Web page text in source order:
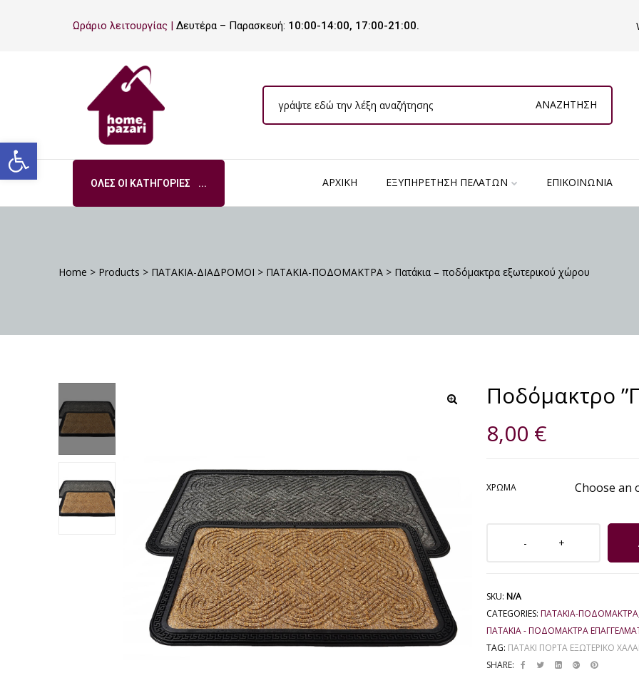
Ανοίξτε τη γραμμή εργαλείων
Ωράριο λειτουργίας | Δευτέρα – Παρασκευή: 10:00-14:00, 17:00-21:00.
ΑΝΑΖΉΤΗΣΗ
ΌΛΕΣ ΟΙ ΚΑΤΗΓΟΡΊΕΣ ΑΡΧΙΚΉ ΕΞΥΠΗΡΈΤΗΣΗ ΠΕΛΑΤΏΝ ΕΠΙΚΟΙΝΩΝΊΑ
Home > Products > ΠΑΤΑΚΙΑ-ΔΙΑΔΡΟΜΟΙ > ΠΑΤΑΚΙΑ-ΠΟΔΟΜΑΚΤΡΑ > Πατάκια – ποδόμακτρα εξωτερικού χώρου
Ποδόμακτρο
8,00 €
ΧΡΏΜΑ
SKU: N/A
CATEGORIES: ΠΑΤΑΚΙΑ-ΠΟΔΟΜΑΚΤΡΑ
ΠΑΤΆΚΙΑ - ΠΟΔΌΜΑΚΤΡΑ
TAG: ΠΑΤΆΚΙ ΠΌΡΤΑ ΕΞΩΤΕΡΙΚΌ
SHARE: